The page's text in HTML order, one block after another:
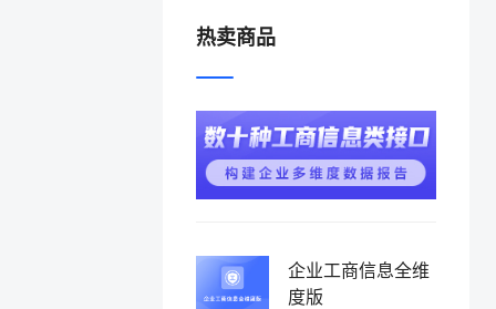
热卖商品
企业工商信息全维
度版